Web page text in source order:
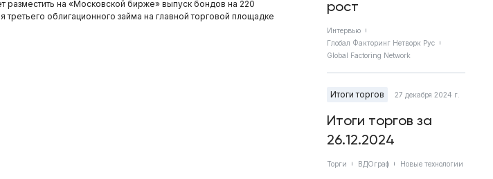
разместить на «Московской бирже» выпуск бондов на 220
облигационного займа на главной торговой площадке
рост
Интервью
Глобал Факторинг Нетворк Рус
Global Factoring Network
Итоги торгов 27 декабря 2024 г.
Итоги торгов за
26.12.2024
Торги ВДОграф Новые технологии